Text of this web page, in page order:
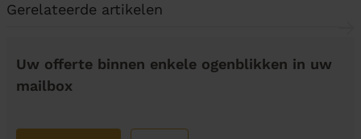
Gerelateerde artikelen
Uw offerte binnen enkele ogenblikken in uw
mailbox